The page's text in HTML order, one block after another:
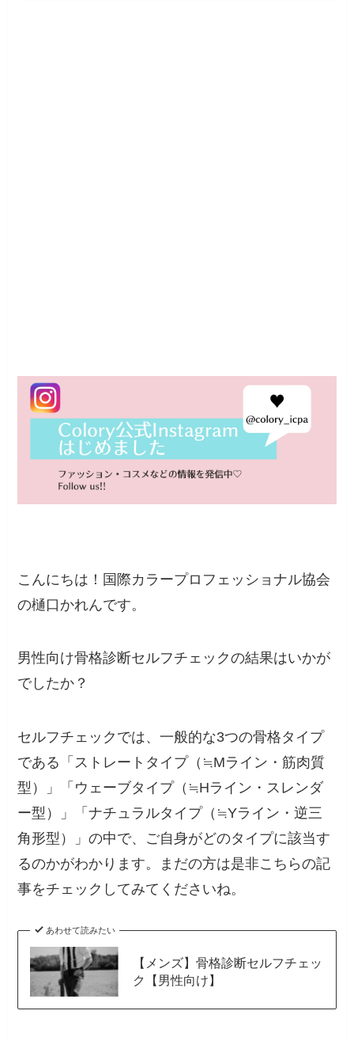
こんにちは！国際カラープロフェッショナル協会
の樋󠄀口かれんです。
男性向け骨格診断セルフチェックの結果はいかが
でしたか？
セルフチェックでは、一般的な3つの骨格タイプ
である「ストレートタイプ（≒Mライン・筋肉質
型）」「ウェーブタイプ（≒Hライン・スレンダ
ー型）」「ナチュラルタイプ（≒Yライン・逆三
角形型）」の中で、ご自身がどのタイプに該当す
るのかがわかります。まだの方は是非こちらの記
事をチェックしてみてくださいね。
あわせて読みたい
【メンズ】骨格診断セルフチェッ
ク【男性向け】